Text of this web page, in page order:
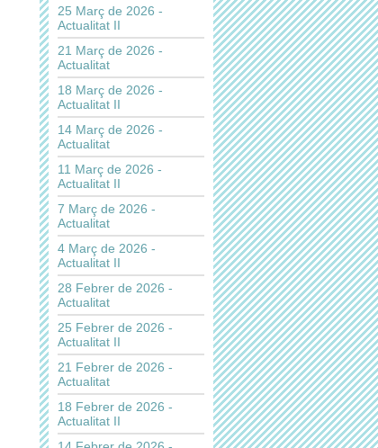
25 Març de 2026 -
Actualitat II
21 Març de 2026 -
Actualitat
18 Març de 2026 -
Actualitat II
14 Març de 2026 -
Actualitat
11 Març de 2026 -
Actualitat II
7 Març de 2026 -
Actualitat
4 Març de 2026 -
Actualitat II
28 Febrer de 2026 -
Actualitat
25 Febrer de 2026 -
Actualitat II
21 Febrer de 2026 -
Actualitat
18 Febrer de 2026 -
Actualitat II